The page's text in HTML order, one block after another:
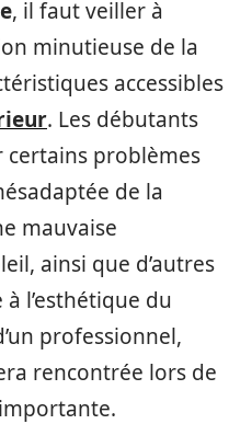
, il faut veiller à
minutieuse de la
accessibles
. Les débutants
problèmes
de la
mauvaise
ainsi que d’autres
l’esthétique du
professionnel,
rencontrée lors de